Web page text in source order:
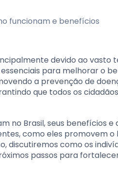
devido ao vasto
para melhorar o
a prevenção de
que todos os
no Brasil, seus benefícios e
como eles promovem
discutiremos como os
passos para